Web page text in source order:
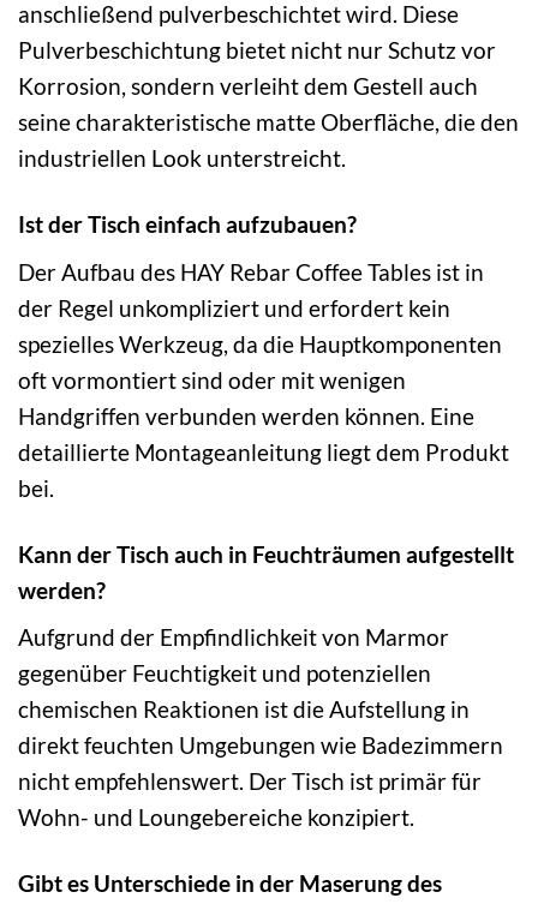
anschließend pulverbeschichtet wird. Diese
Pulverbeschichtung bietet nicht nur Schutz vor
Korrosion, sondern verleiht dem Gestell auch
seine charakteristische matte Oberfläche, die den
industriellen Look unterstreicht.
Ist der Tisch einfach aufzubauen?
Der Aufbau des HAY Rebar Coffee Tables ist in
der Regel unkompliziert und erfordert kein
spezielles Werkzeug, da die Hauptkomponenten
oft vormontiert sind oder mit wenigen
Handgriffen verbunden werden können. Eine
detaillierte Montageanleitung liegt dem Produkt
bei.
Kann der Tisch auch in Feuchträumen aufgestellt
werden?
Aufgrund der Empfindlichkeit von Marmor
gegenüber Feuchtigkeit und potenziellen
chemischen Reaktionen ist die Aufstellung in
direkt feuchten Umgebungen wie Badezimmern
nicht empfehlenswert. Der Tisch ist primär für
Wohn- und Loungebereiche konzipiert.
Gibt es Unterschiede in der Maserung des